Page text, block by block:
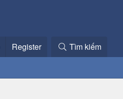
Register Tìm kiếm